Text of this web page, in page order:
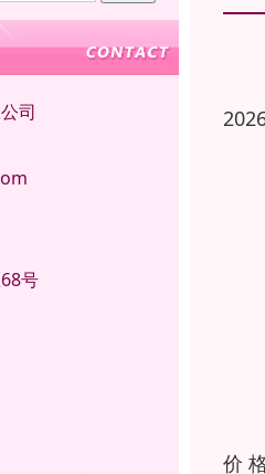
司
号
价